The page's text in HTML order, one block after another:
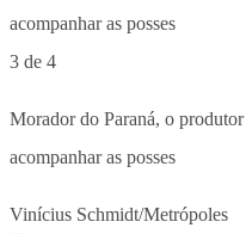
3 de 4
Morador do Paraná, o
acompanhar as posses
Vinícius Schmidt/Metrópoles